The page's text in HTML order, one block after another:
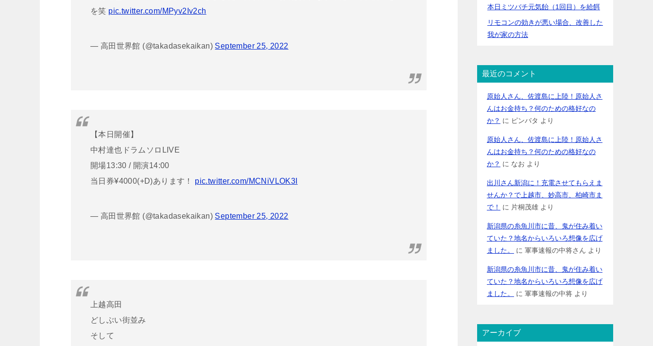
を笑 pic.twitter.com/MPyv2Iv2ch
— 高田世界館 (@takadasekaikan) September 25, 2022
【本日開催】
中村達也ドラムソロLIVE
開場13:30 / 開演14:00
当日券¥4000(+D)あります！ pic.twitter.com/MCNiVLOK3I
— 高田世界館 (@takadasekaikan) September 25, 2022
上越高田
どしぶい街並み
そして
本日ミツバチ元気飴（1回目）を給餌
リモコンの効きが悪い場合、改善した
我が家の方法
最近のコメント
原始人さん、佐渡島に上陸！原始人さ
んはお金持ち？何のための格好なの
か？ に ピンバタ より
原始人さん、佐渡島に上陸！原始人さ
んはお金持ち？何のための格好なの
か？ に なお より
出川さん新潟に！充電させてもらえま
せんか？で上越市、妙高市、柏崎市ま
で！
に 片桐茂雄 より
新潟県の糸魚川市に昔、鬼が住み着い
ていた？地名からいろいろ想像を広げ
ました。
に 軍事速報の中将さん より
新潟県の糸魚川市に昔、鬼が住み着い
ていた？地名からいろいろ想像を広げ
ました。
に 軍事速報の中将 より
アーカイブ